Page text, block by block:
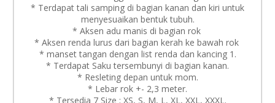
* Terdapat tali samping di bagian kanan dan kiri untuk
menyesuaikan bentuk tubuh.
* Aksen adu manis di bagian rok
* Aksen renda lurus dari bagian kerah ke bawah rok
* manset tangan dengan list renda dan kancing 1.
* Terdapat Saku tersembunyi di bagian kanan.
* Resleting depan untuk mom.
* Lebar rok +- 2,3 meter.
* Tersedia 7 Size : XS, S, M, L, XL, XXL, XXXL.